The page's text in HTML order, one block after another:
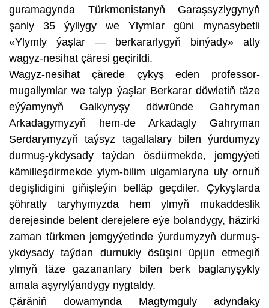
guramagynda Türkmenistanyň Garaşsyzlygynyň
şanly 35 ýyllygy we Ylymlar güni mynasybetli
«Ylymly ýaşlar — berkararlygyň binýady» atly
wagyz-nesihat çäresi geçirildi.
Wagyz-nesihat çärede çykyş eden professor-
mugallymlar we talyp ýaşlar Berkarar döwletiň täze
eýýamynyň Galkynyşy döwründe Gahryman
Arkadagymyzyň hem-de Arkadagly Gahryman
Serdarymyzyň taýsyz tagallalary bilen ýurdumyzy
durmuş-ykdysady taýdan ösdürmekde, jemgyýeti
kämilleşdirmekde ylym-bilim ulgamlaryna uly ornuň
degişlidigini giňişleýin belläp geçdiler. Çykyşlarda
şöhratly taryhymyzda hem ylmyň mukaddeslik
derejesinde belent derejelere eýe bolandygy, häzirki
zaman türkmen jemgyýetinde ýurdumyzyň durmuş-
ykdysady taýdan durnukly ösüşini üpjün etmegiň
ylmyň täze gazananlary bilen berk baglanyşykly
amala aşyrylýandygy nygtaldy.
Çäräniň dowamynda Magtymguly adyndaky